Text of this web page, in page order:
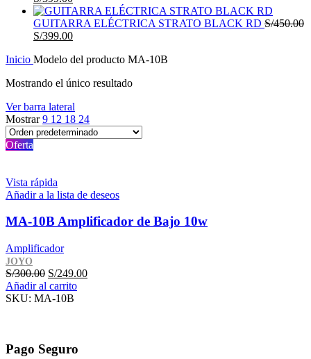
S/450.00.S/399.00.
precio
original
era:
precio
actual
es:
GUITARRA ELÉCTRICA STRATO BLACK RD S/450.00
El
original
S/450.00.
S/399.00El
actual
S/399.00.
Inicio Modelo del producto MA-10B
Mostrando el único resultado
Ver barra lateral
Mostrar9 12 18 24
Oferta
Vista rápida
Añadir a la lista de deseos
MA-10B Amplificador de Bajo 10w
Amplificador
JOYO
S/300.00 El
precio
original
S/249.00El
Añadir al carrito
SKU: MA-10B
Pago Seguro